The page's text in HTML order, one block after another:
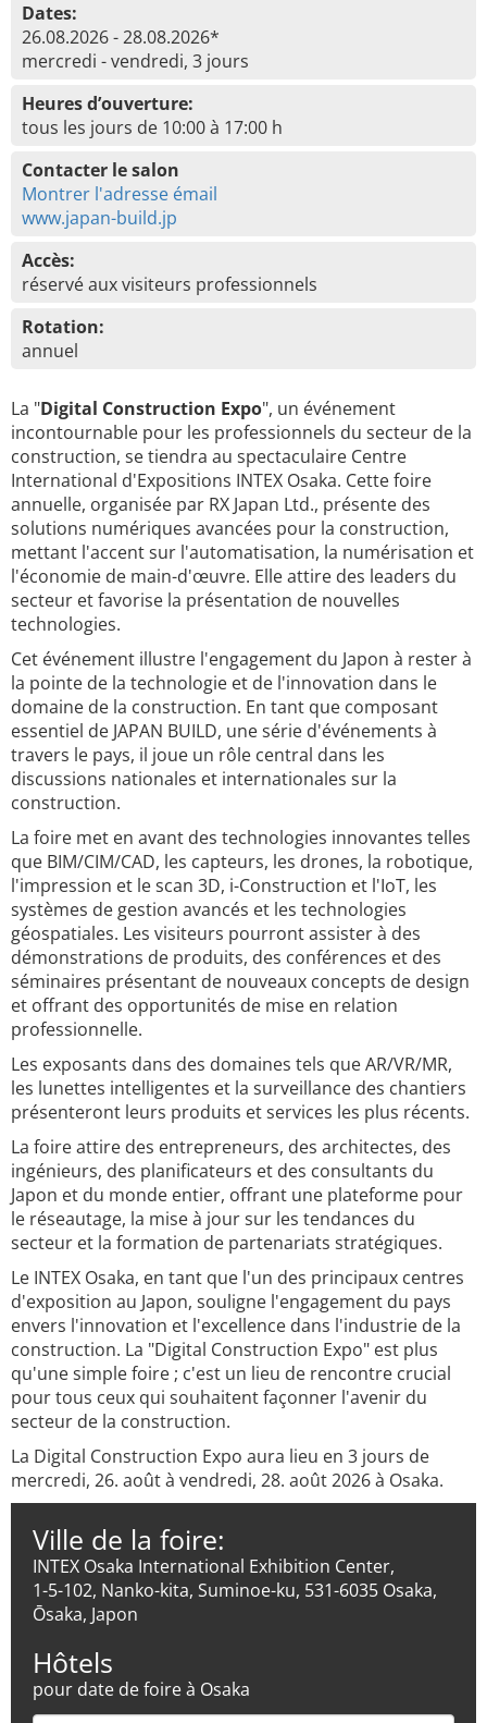
Dates:
26.08.2026 - 28.08.2026*
mercredi - vendredi, 3 jours
Heures d’ouverture:
tous les jours de 10:00 à 17:00 h
Contacter le salon
Montrer l'adresse émail
www.japan-build.jp
Accès:
réservé aux visiteurs professionnels
Rotation:
annuel
La "Digital Construction Expo", un événement
incontournable pour les professionnels du secteur de la
construction, se tiendra au spectaculaire Centre
International d'Expositions INTEX Osaka. Cette foire
annuelle, organisée par RX Japan Ltd., présente des
solutions numériques avancées pour la construction,
mettant l'accent sur l'automatisation, la numérisation et
l'économie de main-d'œuvre. Elle attire des leaders du
secteur et favorise la présentation de nouvelles
technologies.
Cet événement illustre l'engagement du Japon à rester à
la pointe de la technologie et de l'innovation dans le
domaine de la construction. En tant que composant
essentiel de JAPAN BUILD, une série d'événements à
travers le pays, il joue un rôle central dans les
discussions nationales et internationales sur la
construction.
La foire met en avant des technologies innovantes telles
que BIM/CIM/CAD, les capteurs, les drones, la robotique,
l'impression et le scan 3D, i-Construction et l'IoT, les
systèmes de gestion avancés et les technologies
géospatiales. Les visiteurs pourront assister à des
démonstrations de produits, des conférences et des
séminaires présentant de nouveaux concepts de design
et offrant des opportunités de mise en relation
professionnelle.
Les exposants dans des domaines tels que AR/VR/MR,
les lunettes intelligentes et la surveillance des chantiers
présenteront leurs produits et services les plus récents.
La foire attire des entrepreneurs, des architectes, des
ingénieurs, des planificateurs et des consultants du
Japon et du monde entier, offrant une plateforme pour
le réseautage, la mise à jour sur les tendances du
secteur et la formation de partenariats stratégiques.
Le INTEX Osaka, en tant que l'un des principaux centres
d'exposition au Japon, souligne l'engagement du pays
envers l'innovation et l'excellence dans l'industrie de la
construction. La "Digital Construction Expo" est plus
qu'une simple foire ; c'est un lieu de rencontre crucial
pour tous ceux qui souhaitent façonner l'avenir du
secteur de la construction.
La Digital Construction Expo aura lieu en 3 jours de
mercredi, 26. août à vendredi, 28. août 2026 à Osaka.
Ville de la foire:
INTEX Osaka International Exhibition Center,
1-5-102, Nanko-kita, Suminoe-ku, 531-6035 Osaka,
Ōsaka, Japon
Hôtels
pour date de foire à Osaka